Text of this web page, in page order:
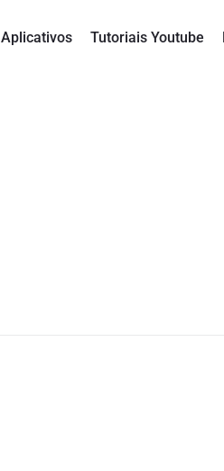
Aplicativos Tutoriais Youtube